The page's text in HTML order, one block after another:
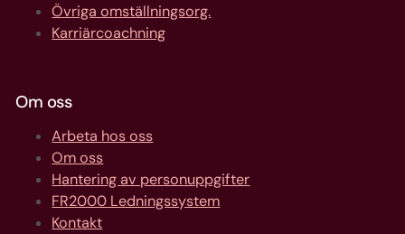
Övriga omställningsorg.
Karriärcoachning
Om oss
Arbeta hos oss
Om oss
Hantering av personuppgifter
FR2000 Ledningssystem
Kontakt